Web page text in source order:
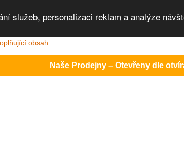
služeb, personalizaci reklam a analýze
obsah
Naše Prodejny – Otevřeny dle